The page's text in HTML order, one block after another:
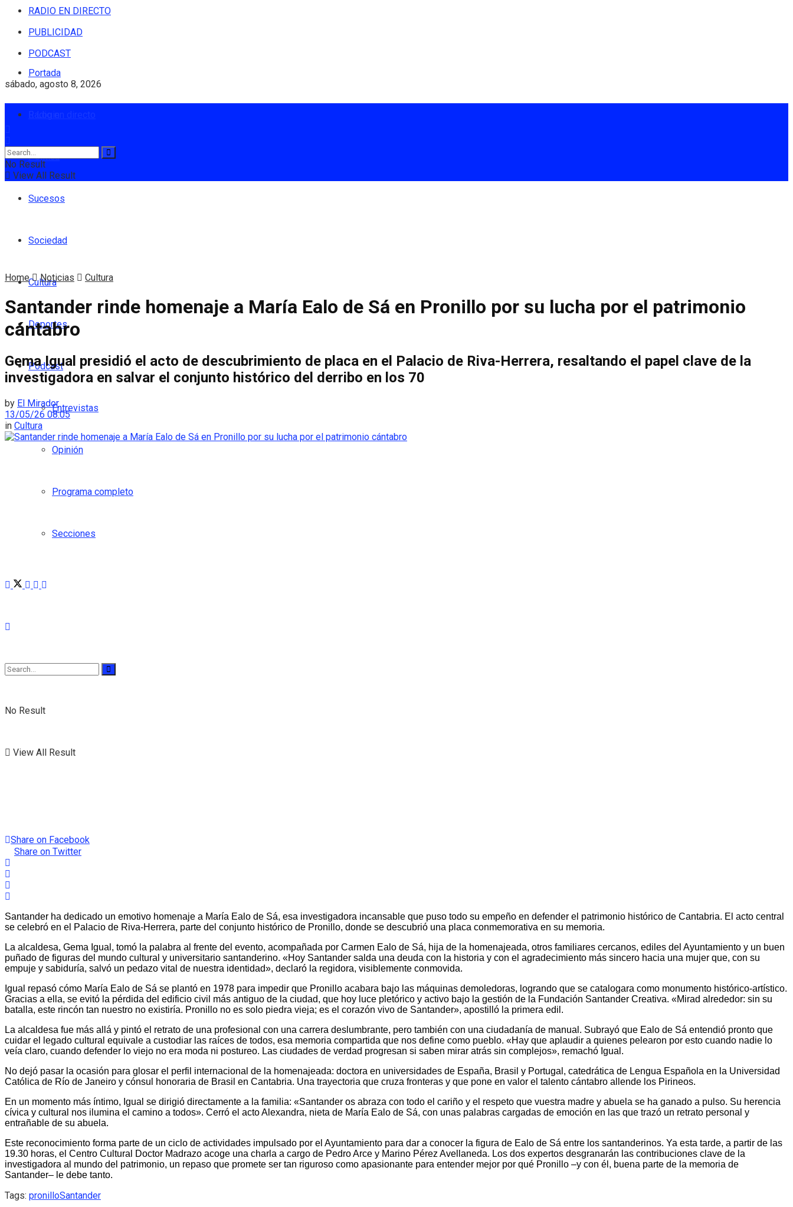
RADIO EN DIRECTO
PUBLICIDAD
PODCAST
sábado, agosto 8, 2026
Portada
Política
Sucesos
Sociedad
Cultura
Deportes
Podcast
Entrevistas
Opinión
Programa completo
Secciones
No Result
View All Result
No Result
View All Result
Home Noticias Cultura
Santander rinde homenaje a María Ealo de Sá en Pronillo por su lucha por el patrimonio
cántabro
Gema Igual presidió el acto de descubrimiento de placa en el Palacio de Riva-Herrera, resaltando el papel clave de la
investigadora en salvar el conjunto histórico del derribo en los 70
by El Mirador
13/05/26 08:05
in Cultura
Share on Facebook
Share on Twitter
Santander ha dedicado un emotivo homenaje a María Ealo de Sá, esa investigadora incansable que puso todo su empeño en defender el patrimonio histórico de Cantabria. El acto central
se celebró en el Palacio de Riva-Herrera, parte del conjunto histórico de Pronillo, donde se descubrió una placa conmemorativa en su memoria.
La alcaldesa, Gema Igual, tomó la palabra al frente del evento, acompañada por Carmen Ealo de Sá, hija de la homenajeada, otros familiares cercanos, ediles del Ayuntamiento y un buen
puñado de figuras del mundo cultural y universitario santanderino. «Hoy Santander salda una deuda con la historia y con el agradecimiento más sincero hacia una mujer que, con su
empuje y sabiduría, salvó un pedazo vital de nuestra identidad», declaró la regidora, visiblemente conmovida.
Igual repasó cómo María Ealo de Sá se plantó en 1978 para impedir que Pronillo acabara bajo las máquinas demoledoras, logrando que se catalogara como monumento histórico-artístico.
Gracias a ella, se evitó la pérdida del edificio civil más antiguo de la ciudad, que hoy luce pletórico y activo bajo la gestión de la Fundación Santander Creativa. «Mirad alrededor: sin su
batalla, este rincón tan nuestro no existiría. Pronillo no es solo piedra vieja; es el corazón vivo de Santander», apostilló la primera edil.
La alcaldesa fue más allá y pintó el retrato de una profesional con una carrera deslumbrante, pero también con una ciudadanía de manual. Subrayó que Ealo de Sá entendió pronto que
cuidar el legado cultural equivale a custodiar las raíces de todos, esa memoria compartida que nos define como pueblo. «Hay que aplaudir a quienes pelearon por esto cuando nadie lo
veía claro, cuando defender lo viejo no era moda ni postureo. Las ciudades de verdad progresan si saben mirar atrás sin complejos», remachó Igual.
No dejó pasar la ocasión para glosar el perfil internacional de la homenajeada: doctora en universidades de España, Brasil y Portugal, catedrática de Lengua Española en la Universidad
Católica de Río de Janeiro y cónsul honoraria de Brasil en Cantabria. Una trayectoria que cruza fronteras y que pone en valor el talento cántabro allende los Pirineos.
En un momento más íntimo, Igual se dirigió directamente a la familia: «Santander os abraza con todo el cariño y el respeto que vuestra madre y abuela se ha ganado a pulso. Su herencia
cívica y cultural nos ilumina el camino a todos». Cerró el acto Alexandra, nieta de María Ealo de Sá, con unas palabras cargadas de emoción en las que trazó un retrato personal y
entrañable de su abuela.
Este reconocimiento forma parte de un ciclo de actividades impulsado por el Ayuntamiento para dar a conocer la figura de Ealo de Sá entre los santanderinos. Ya esta tarde, a partir de las
19.30 horas, el Centro Cultural Doctor Madrazo acoge una charla a cargo de Pedro Arce y Marino Pérez Avellaneda. Los dos expertos desgranarán las contribuciones clave de la
investigadora al mundo del patrimonio, un repaso que promete ser tan riguroso como apasionante para entender mejor por qué Pronillo –y con él, buena parte de la memoria de
Santander– le debe tanto.
Tags: pronilloSantander